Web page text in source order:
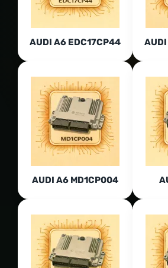
AUDI A6 EDC17CP44
AUDI A6 MD1CP004